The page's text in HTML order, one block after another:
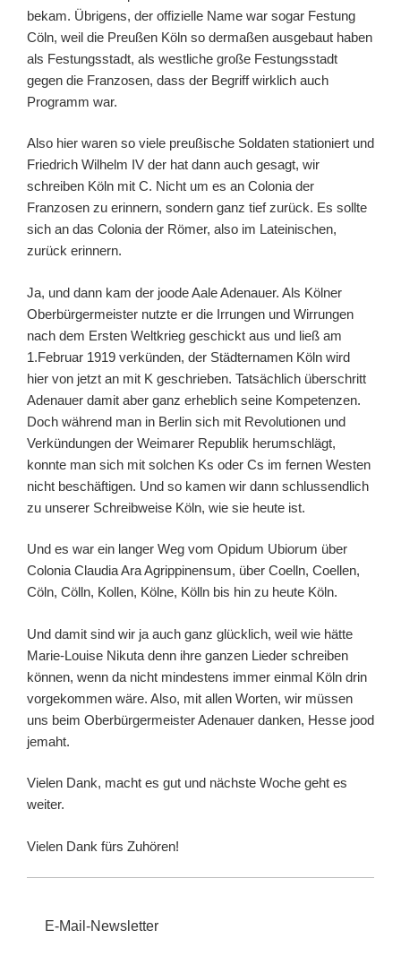
bekam. Übrigens, der offizielle Name war sogar Festung
Cöln, weil die Preußen Köln so dermaßen ausgebaut haben
als Festungsstadt, als westliche große Festungsstadt
gegen die Franzosen, dass der Begriff wirklich auch
Programm war.
Also hier waren so viele preußische Soldaten stationiert und
Friedrich Wilhelm IV der hat dann auch gesagt, wir
schreiben Köln mit C. Nicht um es an Colonia der
Franzosen zu erinnern, sondern ganz tief zurück. Es sollte
sich an das Colonia der Römer, also im Lateinischen,
zurück erinnern.
Ja, und dann kam der joode Aale Adenauer. Als Kölner
Oberbürgermeister nutzte er die Irrungen und Wirrungen
nach dem Ersten Weltkrieg geschickt aus und ließ am
1.Februar 1919 verkünden, der Städternamen Köln wird
hier von jetzt an mit K geschrieben. Tatsächlich überschritt
Adenauer damit aber ganz erheblich seine Kompetenzen.
Doch während man in Berlin sich mit Revolutionen und
Verkündungen der Weimarer Republik herumschlägt,
konnte man sich mit solchen Ks oder Cs im fernen Westen
nicht beschäftigen. Und so kamen wir dann schlussendlich
zu unserer Schreibweise Köln, wie sie heute ist.
Und es war ein langer Weg vom Opidum Ubiorum über
Colonia Claudia Ara Agrippinensum, über Coelln, Coellen,
Cöln, Cölln, Kollen, Kölne, Kölln bis hin zu heute Köln.
Und damit sind wir ja auch ganz glücklich, weil wie hätte
Marie-Louise Nikuta denn ihre ganzen Lieder schreiben
können, wenn da nicht mindestens immer einmal Köln drin
vorgekommen wäre. Also, mit allen Worten, wir müssen
uns beim Oberbürgermeister Adenauer danken, Hesse jood
jemaht.
Vielen Dank, macht es gut und nächste Woche geht es
weiter.
Vielen Dank fürs Zuhören!
E-Mail-Newsletter